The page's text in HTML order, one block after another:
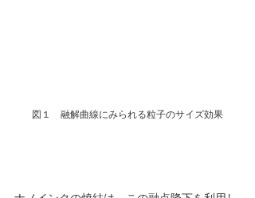
図１　融解曲線にみられる粒子のサイズ効果